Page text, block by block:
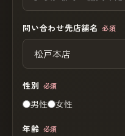
問い合わせ先店舗名 必須
性別 必須
男性 女性
年齢 必須